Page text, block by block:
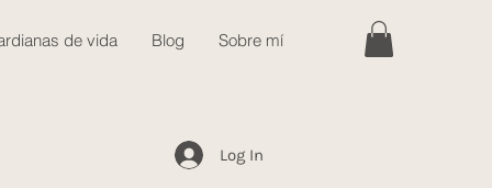
de vida Blog Sobre mí
Log In